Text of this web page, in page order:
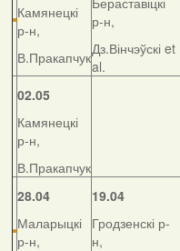
Камянецкі
р-н,
В.Пракапчук
р-н,
Дз.Вінчэўскі et
al.
02.05
Камянецкі
р-н,
В.Пракапчук
28.04
Маларыцкі
р-н,
19.04
Гродзенскі р-
н,